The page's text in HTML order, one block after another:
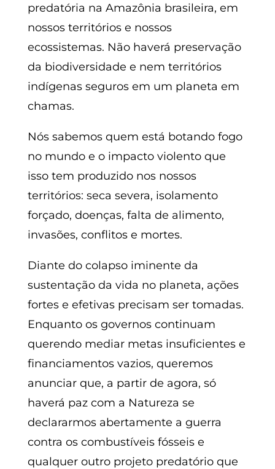
predatória na Amazônia brasileira, em
nossos territórios e nossos
ecossistemas. Não haverá preservação
da biodiversidade e nem territórios
indígenas seguros em um planeta em
chamas.
Nós sabemos quem está botando fogo
no mundo e o impacto violento que
isso tem produzido nos nossos
territórios: seca severa, isolamento
forçado, doenças, falta de alimento,
invasões, conflitos e mortes.
Diante do colapso iminente da
sustentação da vida no planeta, ações
fortes e efetivas precisam ser tomadas.
Enquanto os governos continuam
querendo mediar metas insuficientes e
financiamentos vazios, queremos
anunciar que, a partir de agora, só
haverá paz com a Natureza se
declararmos abertamente a guerra
contra os combustíveis fósseis e
qualquer outro projeto predatório que